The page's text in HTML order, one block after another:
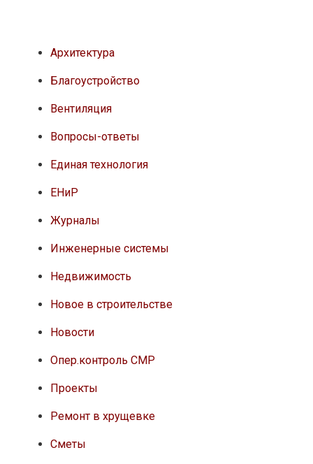
Архитектура
Благоустройство
Вентиляция
Вопросы-ответы
Единая технология
ЕНиР
Журналы
Инженерные системы
Недвижимость
Новое в строительстве
Новости
Опер.контроль СМР
Проекты
Ремонт в хрущевке
Сметы